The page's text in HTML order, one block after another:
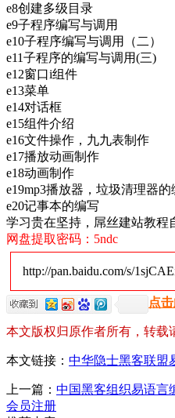
e8创建多级目录
e9子程序编写与调用
e10子程序编写与调用（二）
e11子程序的编写与调用(三)
e12窗口i组件
e13菜单
e14对话框
e15组件介绍
e16文件操作，九九表制作
e17播放动画制作
e18动画制作
e19mp3播放器，垃圾清理器的
e20记事本的编写
学习贵在坚持，屌丝建站教程
网盘提取密码：5ndc
http://pan.baidu.com/s/
点
本文版权归原作者所有，转载
本文链接： 中华隐士黑客联盟
上一篇： 中国黑客组织易语言
会员注册